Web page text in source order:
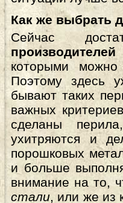
Как же выбрать
Сейчас
производителей
которыми
Поэтому здесь
бывают таких
важных
сделаны
ухитряются и
порошковых
и больше
внимание на то,
стали, или же из